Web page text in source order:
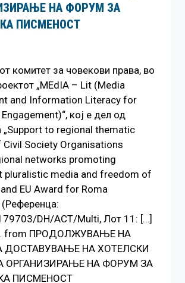
НА ФОРУМ ЗА
ПИСМЕНОСТ
комитет за човекови права, во
„MEdIA – Lit (Media
and Information Literacy for
кој е дел од
„Support to regional thematic
Society Organisations
networks promoting
pluralistic media and freedom of
EU Award for Roma
DH/ACT/Multi, Лот 11: […]
from ПРОДОЛЖУВАЊЕ НА
ДОСТАВУВАЊЕ НA ХОТЕЛСКИ
ОРГАНИЗИРАЊЕ НА ФОРУМ ЗА
ПИСМЕНОСТ